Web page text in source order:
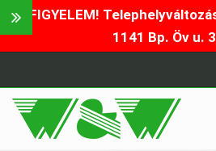
FIGYELEM!
1141 Bp. Öv u.